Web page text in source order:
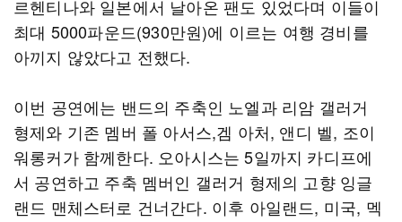
르헨티나와 일본에서 날아온 팬도 있었다며 이들이
최대 5000파운드(930만원)에 이르는 여행 경비를
아끼지 않았다고 전했다.
이번 공연에는 밴드의 주축인 노엘과 리암 갤러거
형제와 기존 멤버 폴 아서스,겜 아처, 앤디 벨, 조이
워롱커가 함께한다. 오아시스는 5일까지 카디프에
서 공연하고 주축 멤버인 갤러거 형제의 고향 잉글
랜드 맨체스터로 건너간다. 이후 아일랜드, 미국, 멕